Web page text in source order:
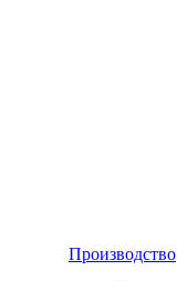
Производство